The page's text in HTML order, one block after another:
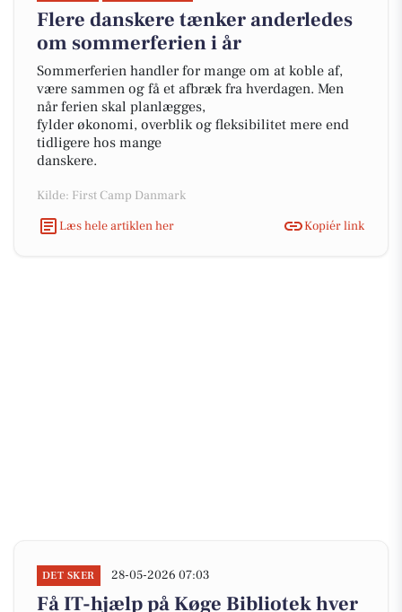
Flere danskere tænker anderledes
om sommerferien i år
Sommerferien handler for mange om at koble af,
være sammen og få et afbræk fra hverdagen. Men
når ferien skal planlægges,
fylder økonomi, overblik og fleksibilitet mere end
tidligere hos mange
danskere.
Kilde: First Camp Danmark
Læs hele artiklen her
Kopiér link
DET SKER 28-05-2026 07:03
Få IT-hjælp på Køge Bibliotek hver